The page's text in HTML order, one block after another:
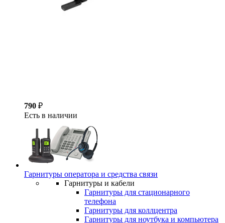
790 ₽
Есть в наличии
Гарнитуры оператора и средства связи
Гарнитуры и кабели
Гарнитуры для стационарного
телефона
Гарнитуры для коллцентра
Гарнитуры для ноутбука и компьютера